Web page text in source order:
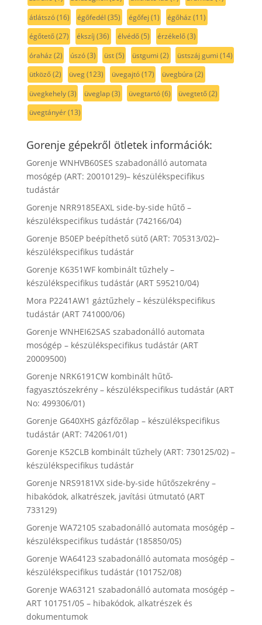
átlátszó(16) égőfedél (35) égőfej (1) égőház (11)
égőtető(27) ékszíj (36) élvédő(5) érzékelő(3)
óraház (2) úszó(3) üst(5) üstgumi (2) üstszáj gumi (14)
ütköző(2) üveg(123) üvegajtó(17) üvegbúra (2)
üvegkehely(3) üveglap(3) üvegtartó(6) üvegtető(2)
üvegtányér(13)
Gorenje gépekről ötletek információk:
Gorenje WNHVB60SES szabadonálló automata
mosógép (ART: 20010129)– készülékspecifikus
tudástár
Gorenje NRR9185EAXL side-by-side hűtő –
készülékspecifikus tudástár (742166/04)
Gorenje B50EP beépíthető sütő (ART: 705313/02)–
készülékspecifikus tudástár
Gorenje K6351WF kombinált tűzhely –
készülékspecifikus tudástár (ART 595210/04)
Mora P2241AW1 gáztűzhely – készülékspecifikus
tudástár (ART 741000/06)
Gorenje WNHEI62SAS szabadonálló automata
mosógép – készülékspecifikus tudástár (ART
20009500)
Gorenje NRK6191CW kombinált hűtő-
fagyasztószekrény – készülékspecifikus tudástár (ART
No: 499306/01)
Gorenje G640XHS gázfőzőlap – készülékspecifikus
tudástár (ART: 742061/01)
Gorenje K52CLB kombinált tűzhely (ART: 730125/02) –
készülékspecifikus tudástár
Gorenje NRS9181VX side-by-side hűtőszekrény –
hibakódok, alkatrészek, javítási útmutató (ART
733129)
Gorenje WA72105 szabadonálló automata mosógép –
készülékspecifikus tudástár (185850/05)
Gorenje WA64123 szabadonálló automata mosógép –
készülékspecifikus tudástár (101752/08)
Gorenje WA63121 szabadonálló automata mosógép –
ART 101751/05 – hibakódok, alkatrészek és
dokumentumok